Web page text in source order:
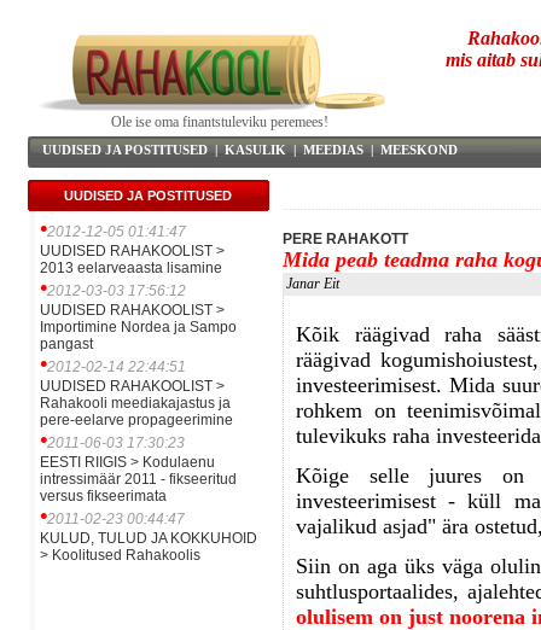
Ole ise oma finantstuleviku peremees!
mis aitab
UUDISED JA POSTITUSED | KASULIK | MEEDIAS | MEESKOND
UUDISED JA POSTITUSED
•2012-12-05 01:41:47
UUDISED RAHAKOOLIST >
2013 eelarveaasta lisamine
•2012-03-03 17:56:12
UUDISED RAHAKOOLIST >
Importimine Nordea ja Sampo
pangast
•2012-02-14 22:44:51
UUDISED RAHAKOOLIST >
Rahakooli meediakajastus ja
pere-eelarve propageerimine
•2011-06-03 17:30:23
EESTI RIIGIS > Kodulaenu
intressimäär 2011 - fikseeritud
versus fikseerimata
•2011-02-23 00:44:47
KULUD, TULUD JA KOKKUHOID
> Koolitused Rahakoolis
PERE RAHAKOTT
Mida peab teadma raha
Janar Eit
Kõik räägivad raha
räägivad
investeerimisest. Mida
rohkem on
tulevikuks raha
Kõige selle juures on
investeerimisest - küll
vajalikud asjad" ära
Siin on aga üks väga
suhtlusportaalides,
olulisem on just noorena